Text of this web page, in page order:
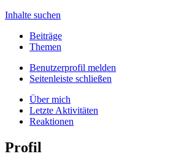
Inhalte suchen
Beiträge
Themen
Benutzerprofil melden
Seitenleiste schließen
Über mich
Letzte Aktivitäten
Reaktionen
Profil